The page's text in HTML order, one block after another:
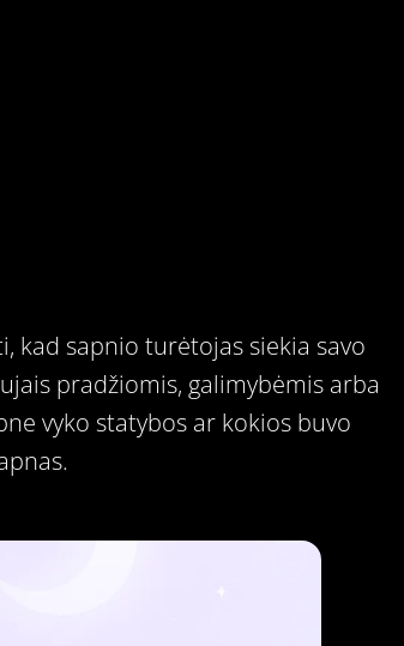
kad sapnio turėtojas siekia savo
pradžiomis, galimybėmis arba
vyko statybos ar kokios buvo